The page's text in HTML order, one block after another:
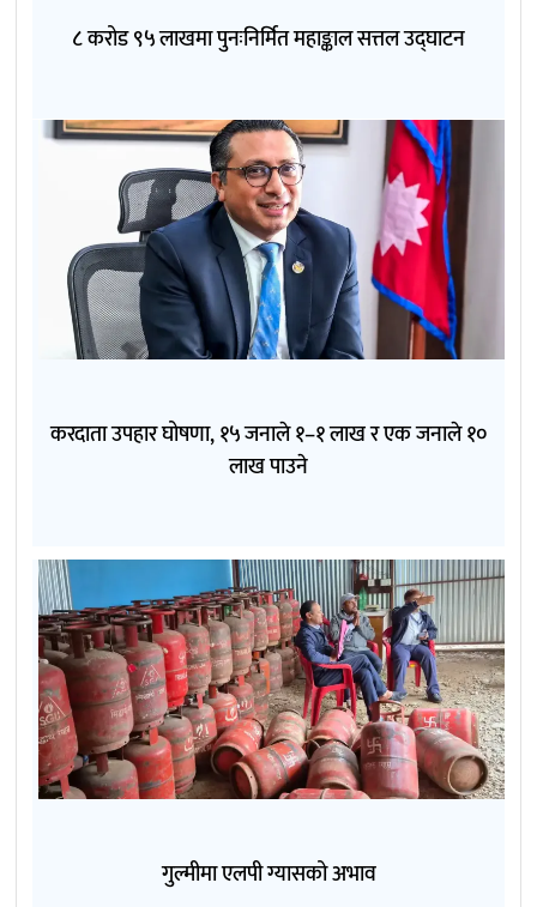
८ करोड ९५ लाखमा पुनःनिर्मित महाङ्काल सत्तल उद्घाटन
करदाता उपहार घोषणा, १५ जनाले १–१ लाख र एक जनाले १०
लाख पाउने
गुल्मीमा एलपी ग्यासको अभाव